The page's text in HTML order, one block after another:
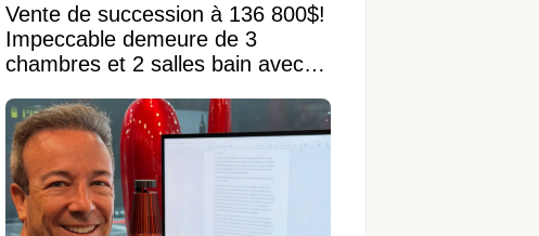
Vente de succession à 136 800$!
Impeccable demeure de 3
chambres et 2 salles bain avec